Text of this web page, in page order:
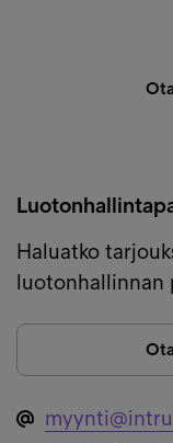
Haluatko
luotonhallinnan